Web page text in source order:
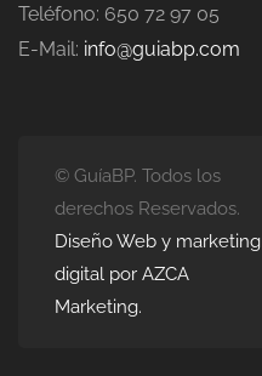
Teléfono: 650 72 97 05
E-Mail: info@guiabp.com
© GuíaBP. Todos los
derechos Reservados.
Diseño Web y marketing
digital por AZCA
Marketing.